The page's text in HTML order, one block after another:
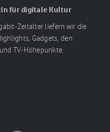
für digitale Kultur
Zeitalter liefern wir die
Gadgets, den
TV-Höhepunkte.